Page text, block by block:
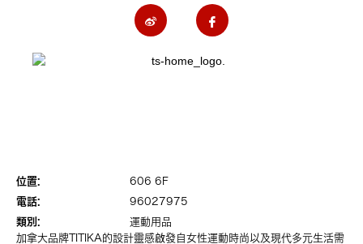
位置:
606 6F
電話:
96027975
類別:
運動用品
加拿大品牌TITIKA的設計靈感啟發自女性運動時尚以及現代多元生活需